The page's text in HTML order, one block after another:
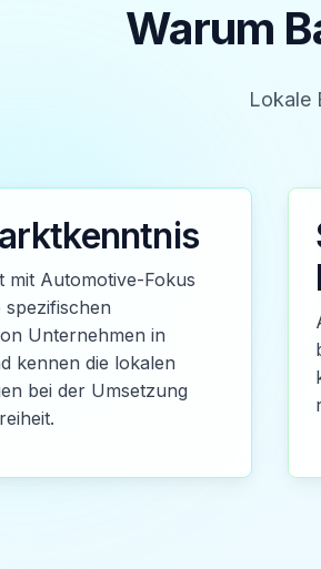
Warum
Lokale
mit Automotive-Fokus
Unternehmen in
kennen die lokalen
bei der Umsetzung